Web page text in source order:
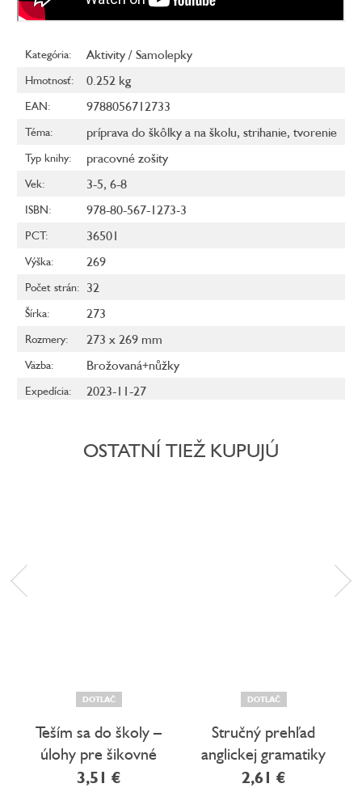
Kategória: Aktivity / Samolepky
Hmotnosť: 0.252 kg
EAN: 9788056712733
Téma: príprava do škôlky a na školu, strihanie, tvorenie
Typ knihy: pracovné zošity
Vek: 3-5, 6-8
ISBN: 978-80-567-1273-3
PCT: 36501
Výška: 269
Počet strán: 32
Šírka: 273
Rozmery: 273 x 269 mm
Väzba: Brožovaná+nůžky
Expedícia: 2023-11-27
OSTATNÍ TIEŽ KUPUJÚ
DOTLAČ
Teším sa do školy –
úlohy pre šikovné
deti
3,51 €
DOTLAČ
Stručný prehľad
anglickej gramatiky
(nielen) pre
2,61 €